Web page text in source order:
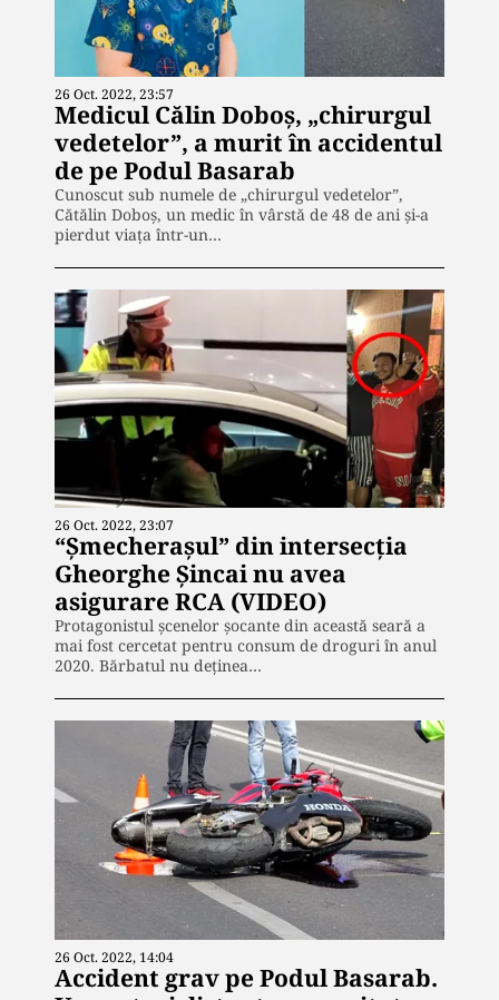
26 Oct. 2022, 23:57
Medicul Călin Doboş, „chirurgul
vedetelor”, a murit în accidentul
de pe Podul Basarab
Cunoscut sub numele de „chirurgul vedetelor”,
Cătălin Doboș, un medic în vârstă de 48 de ani și-a
pierdut viața într-un…
26 Oct. 2022, 23:07
“Șmecherașul” din intersecția
Gheorghe Șincai nu avea
asigurare RCA (VIDEO)
Protagonistul șcenelor șocante din această seară a
mai fost cercetat pentru consum de droguri în anul
2020. Bărbatul nu deținea…
26 Oct. 2022, 14:04
Accident grav pe Podul Basarab.